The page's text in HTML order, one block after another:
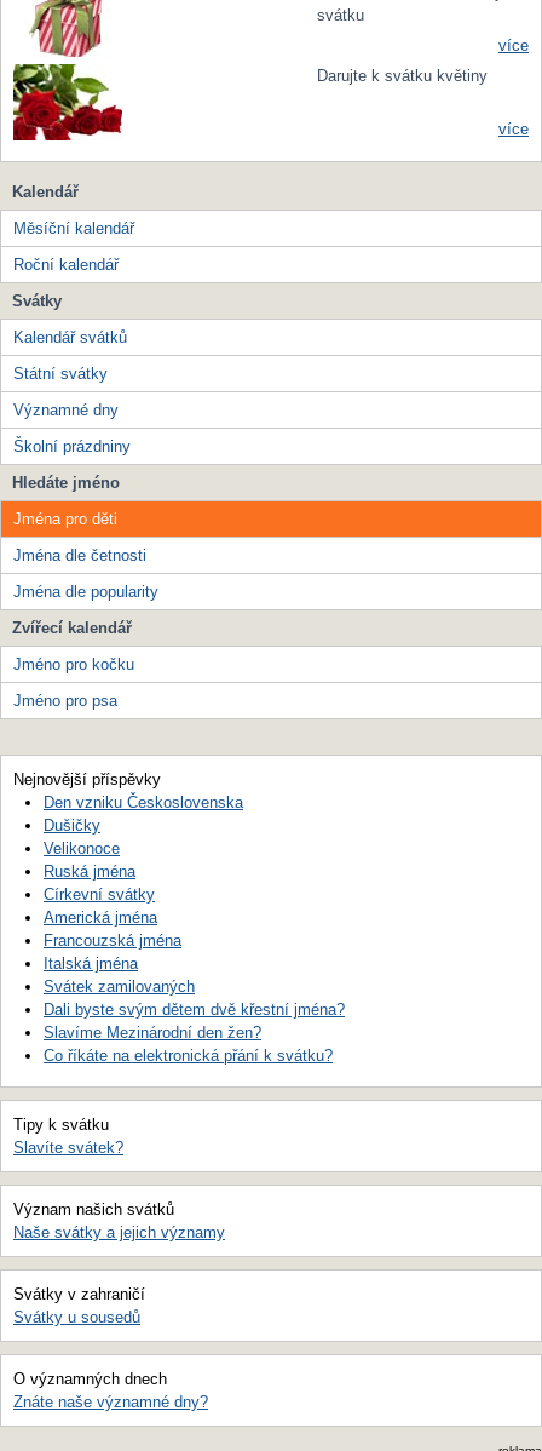
svátku
více
Darujte k svátku květiny
více
Kalendář
Měsíční kalendář
Roční kalendář
Svátky
Kalendář svátků
Státní svátky
Významné dny
Školní prázdniny
Hledáte jméno
Jména pro děti
Jména dle četnosti
Jména dle popularity
Zvířecí kalendář
Jméno pro kočku
Jméno pro psa
Nejnovější příspěvky
Den vzniku Československa
Dušičky
Velikonoce
Ruská jména
Církevní svátky
Americká jména
Francouzská jména
Italská jména
Svátek zamilovaných
Dali byste svým dětem dvě křestní jména?
Slavíme Mezinárodní den žen?
Co říkáte na elektronická přání k svátku?
Tipy k svátku
Slavíte svátek?
Význam našich svátků
Naše svátky a jejich významy
Svátky v zahraničí
Svátky u sousedů
O významných dnech
Znáte naše významné dny?